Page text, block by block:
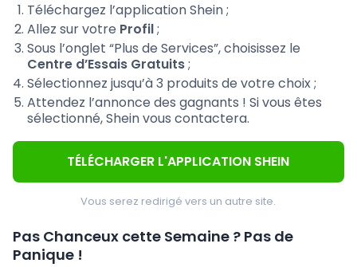
Téléchargez l’application Shein ;
Allez sur votre Profil;
Sous l’onglet “Plus de Services”, choisissez le
Centre d’Essais Gratuits;
Sélectionnez jusqu’à 3 produits de votre choix ;
Attendez l’annonce des gagnants ! Si vous êtes
sélectionné, Shein vous contactera.
TÉLÉCHARGER L'APPLICATION SHEIN
Vous serez redirigé vers un autre site.
Pas Chanceux cette Semaine ? Pas de
Panique !